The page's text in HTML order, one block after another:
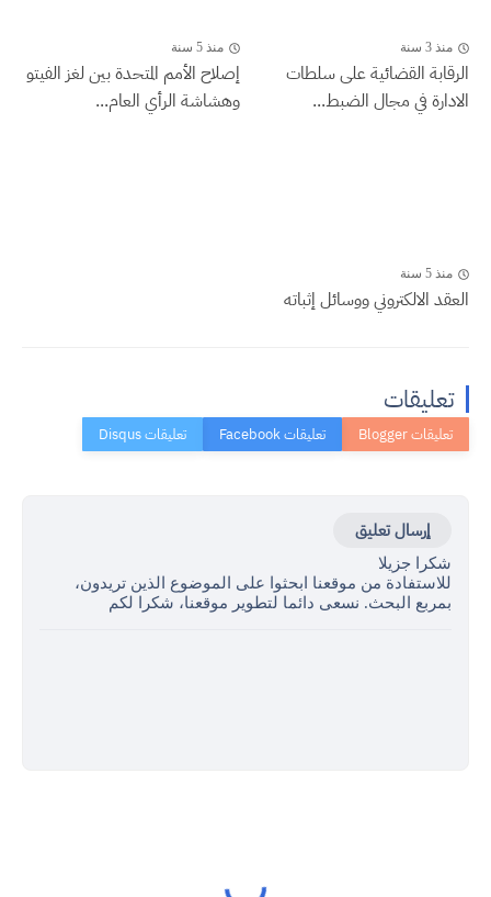
منذ 3 سنة
الرقابة القضائية على سلطات
الادارة في مجال الضبط...
منذ 5 سنة
إصلاح الأمم المتحدة بين لغز الفيتو
وهشاشة الرأي العام...
منذ 5 سنة
العقد الالكتروني ووسائل إثباته
تعليقات
إرسال تعليق
شكرا جزيلا
للاستفادة من موقعنا ابحثوا على الموضوع الذين تريدون،
بمربع البحث. نسعى دائما لتطوير موقعنا، شكرا لكم